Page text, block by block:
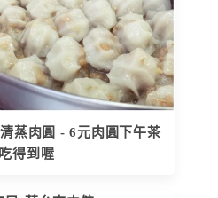
蒸肉圓 - 6元肉圓下午茶
得到喔